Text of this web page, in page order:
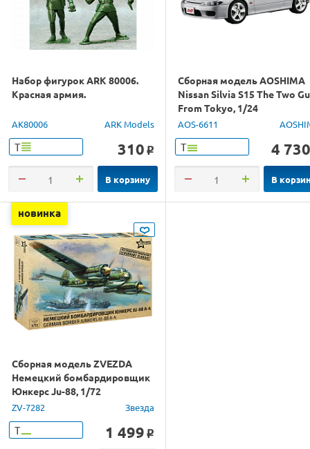
Набор фигурок ARK 80006.
Красная армия.
AK80006 ARK Models
Т 310 o
В корзину
Сборная модель AOSHIMA
Nissan Silvia S15 The Two
From Tokyo, 1/24
AOS-6611
Т 4 730
В
новинка
Сборная модель ZVEZDA
Немецкий бомбардировщик
Юнкерс Ju-88, 1/72
ZV-7282 Звезда
Т 1 499 o